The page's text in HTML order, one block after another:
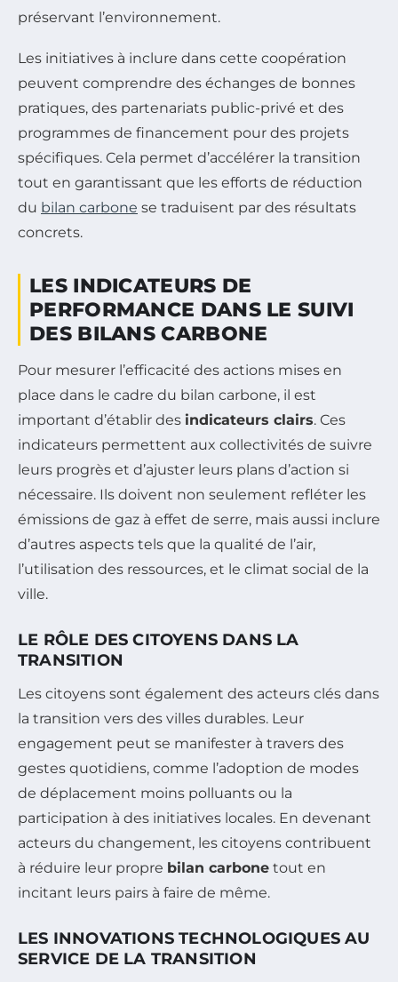
préservant l’environnement.
Les initiatives à inclure dans cette coopération
peuvent comprendre des échanges de bonnes
pratiques, des partenariats public-privé et des
programmes de financement pour des projets
spécifiques. Cela permet d’accélérer la transition
tout en garantissant que les efforts de réduction
du bilan carbone se traduisent par des résultats
concrets.
LES INDICATEURS DE
PERFORMANCE DANS LE SUIVI
DES BILANS CARBONE
Pour mesurer l’efficacité des actions mises en
place dans le cadre du bilan carbone, il est
important d’établir des indicateurs clairs. Ces
indicateurs permettent aux collectivités de suivre
leurs progrès et d’ajuster leurs plans d’action si
nécessaire. Ils doivent non seulement refléter les
émissions de gaz à effet de serre, mais aussi inclure
d’autres aspects tels que la qualité de l’air,
l’utilisation des ressources, et le climat social de la
ville.
LE RÔLE DES CITOYENS DANS LA
TRANSITION
Les citoyens sont également des acteurs clés dans
la transition vers des villes durables. Leur
engagement peut se manifester à travers des
gestes quotidiens, comme l’adoption de modes
de déplacement moins polluants ou la
participation à des initiatives locales. En devenant
acteurs du changement, les citoyens contribuent
à réduire leur propre bilan carbone tout en
incitant leurs pairs à faire de même.
LES INNOVATIONS TECHNOLOGIQUES AU
SERVICE DE LA TRANSITION